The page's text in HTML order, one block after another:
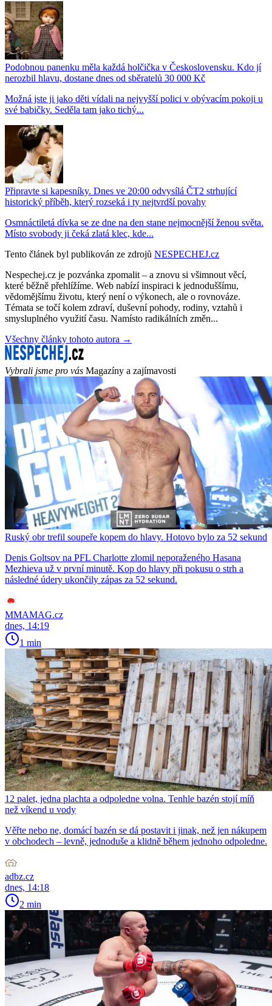
Podobnou panenku měla každá holčička v Československu. Kdo jí
nerozbil hlavu, dostane dnes od sběratelů 30 000 Kč
Možná jste ji jako děti vídali na nejvyšší polici v obývacím pokoji u
své babičky. Seděla tam jako tichý...
Připravte si kapesníky. Dnes ve 20:00 odvysílá ČT2 strhující
historický příběh, který rozseká i ty nejtvrdší povahy
Osmnáctiletá dívka se ze dne na den stane nejmocnější ženou světa.
Místo svobody ji čeká zlatá klec, kde...
Tento článek byl publikován ze zdrojů NESPECHEJ.cz
Nespechej.cz je pozvánka zpomalit – a znovu si všimnout věcí,
které běžně přehlížíme. Web nabízí inspiraci k jednoduššímu,
vědomějšímu životu, který není o výkonech, ale o rovnováze.
Témata se točí kolem zdraví, duševní pohody, rodiny, vztahů i
smysluplného využití času. Namísto radikálních změn...
Všechny články tohoto autora →
Vybrali jsme pro vás Magazíny a zajímavosti
Ruský obr trefil soupeře kopem do hlavy. Hotovo bylo za 52 sekund
Denis Goltsov na PFL Charlotte zlomil neporaženého Hasana
Mezhieva už v první minutě. Kop do hlavy při pokusu o strh a
následné údery ukončily zápas za 52 sekund.
MMAMAG.cz
dnes, 14:19
1 min
12 palet, jedna plachta a odpoledne volna. Tenhle bazén stojí míň
než víkend u vody
Věřte nebo ne, domácí bazén se dá postavit i jinak, než jen nákupem
v obchodech – levně, jednoduše a klidně během jednoho odpoledne.
adbz.cz
dnes, 14:18
2 min